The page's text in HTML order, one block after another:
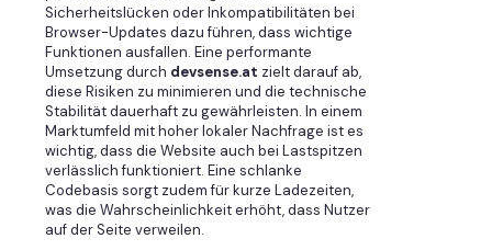
Sicherheitslücken oder Inkompatibilitäten bei
Browser-Updates dazu führen, dass wichtige
Funktionen ausfallen. Eine performante
Umsetzung durch devsense.at zielt darauf ab,
diese Risiken zu minimieren und die technische
Stabilität dauerhaft zu gewährleisten. In einem
Marktumfeld mit hoher lokaler Nachfrage ist es
wichtig, dass die Website auch bei Lastspitzen
verlässlich funktioniert. Eine schlanke
Codebasis sorgt zudem für kurze Ladezeiten,
was die Wahrscheinlichkeit erhöht, dass Nutzer
auf der Seite verweilen.